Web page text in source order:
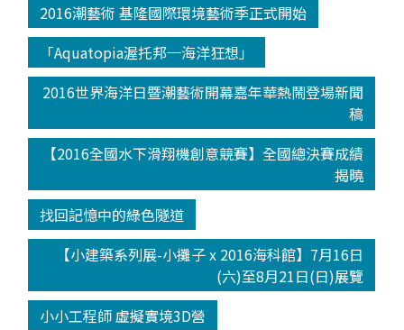
2016潮藝術 基隆國際環境藝術季正式開始
「Aquatopia渥托邦─海洋狂想」
2016世界海洋日暨潮藝術開幕嘉年華熱鬧登場新聞
稿
【2016全國水下滑翔機創意競賽】全國總決賽成績
揭曉
找回記憶中的綠色隧道
【小建築系列展-小攤子 x 2016海科館】7月16日
(六)至8月21日(日)展覽
小小工程師 虛擬實境3D營